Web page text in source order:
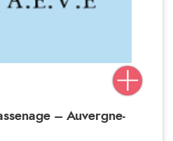
– Auvergne-